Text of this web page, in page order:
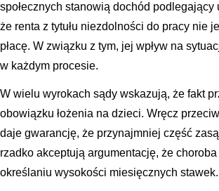
społecznych stanowią dochód
że renta z tytułu niezdolności do pracy nie
płacę. W związku z tym, jej wpływ na
w każdym procesie.
W wielu wyrokach sądy wskazują, że fakt
obowiązku łożenia na dzieci. Wręcz
daje gwarancję, że przynajmniej część
rzadko akceptują argumentację, że
określaniu wysokości miesięcznych stawek.